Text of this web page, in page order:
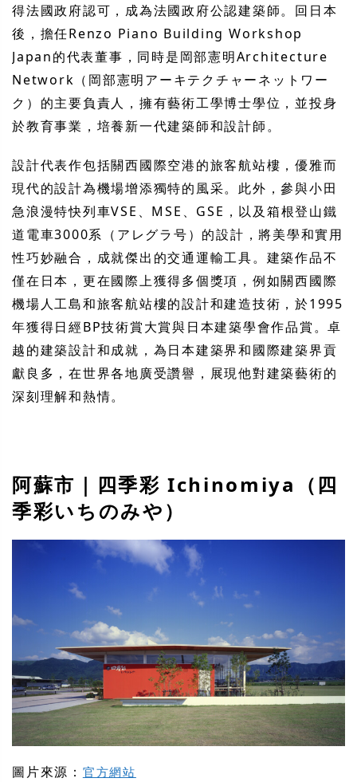
得法國政府認可，成為法國政府公認建築師。回日本
後，擔任Renzo Piano Building Workshop
Japan的代表董事，同時是岡部憲明Architecture
Network（岡部憲明アーキテクチャーネットワー
ク）的主要負責人，擁有藝術工學博士學位，並投身
於教育事業，培養新一代建築師和設計師。
設計代表作包括關西國際空港的旅客航站樓，優雅而
現代的設計為機場增添獨特的風采。此外，參與小田
急浪漫特快列車VSE、MSE、GSE，以及箱根登山鐵
道電車3000系（アレグラ号）的設計，將美學和實用
性巧妙融合，成就傑出的交通運輸工具。建築作品不
僅在日本，更在國際上獲得多個獎項，例如關西國際
機場人工島和旅客航站樓的設計和建造技術，於1995
年獲得日經BP技術賞大賞與日本建築學會作品賞。卓
越的建築設計和成就，為日本建築界和國際建築界貢
獻良多，在世界各地廣受讚譽，展現他對建築藝術的
深刻理解和熱情。
阿蘇市｜四季彩 Ichinomiya（四
季彩いちのみや）
圖片來源： 官方網站